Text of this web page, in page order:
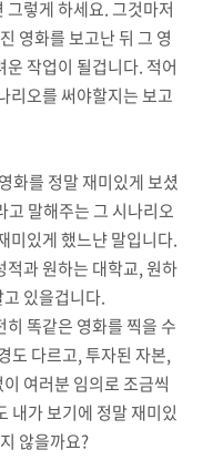
렇게 하세요. 그것마저
영화를 보고난 뒤 그 영
작업이 될겁니다. 적어
리오를 써야할지는 보고
화를 정말 재미있게 보셨
고 말해주는 그 시나리오
미있게 했느냔 말입니다.
적과 원하는 대학교, 원하
있을겁니다.
똑같은 영화를 찍을 수
도 다르고, 투자된 자본,
여러분 임의로 조금씩
내가 보기에 정말 재미있
않을까요?